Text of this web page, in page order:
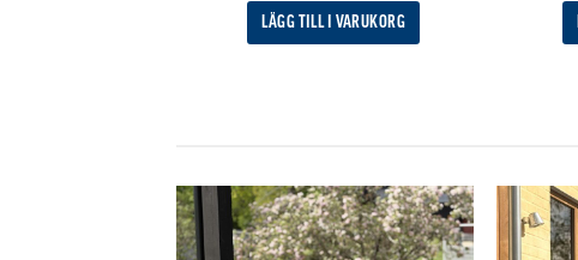
LÄGG TILL I VARUKORG